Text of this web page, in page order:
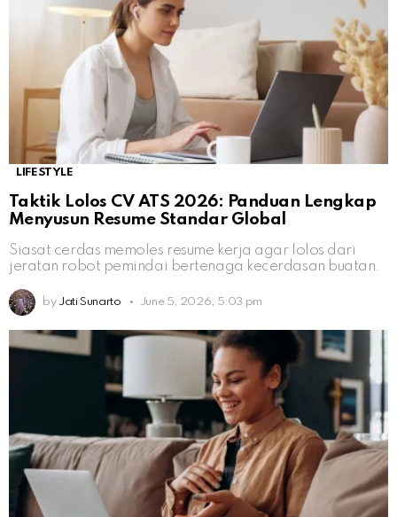
LIFESTYLE
Taktik Lolos CV ATS 2026: Panduan Lengkap
Menyusun Resume Standar Global
Siasat cerdas memoles resume kerja agar lolos dari
jeratan robot pemindai bertenaga kecerdasan buatan.
by Jati Sunarto June 5, 2026, 5:03 pm